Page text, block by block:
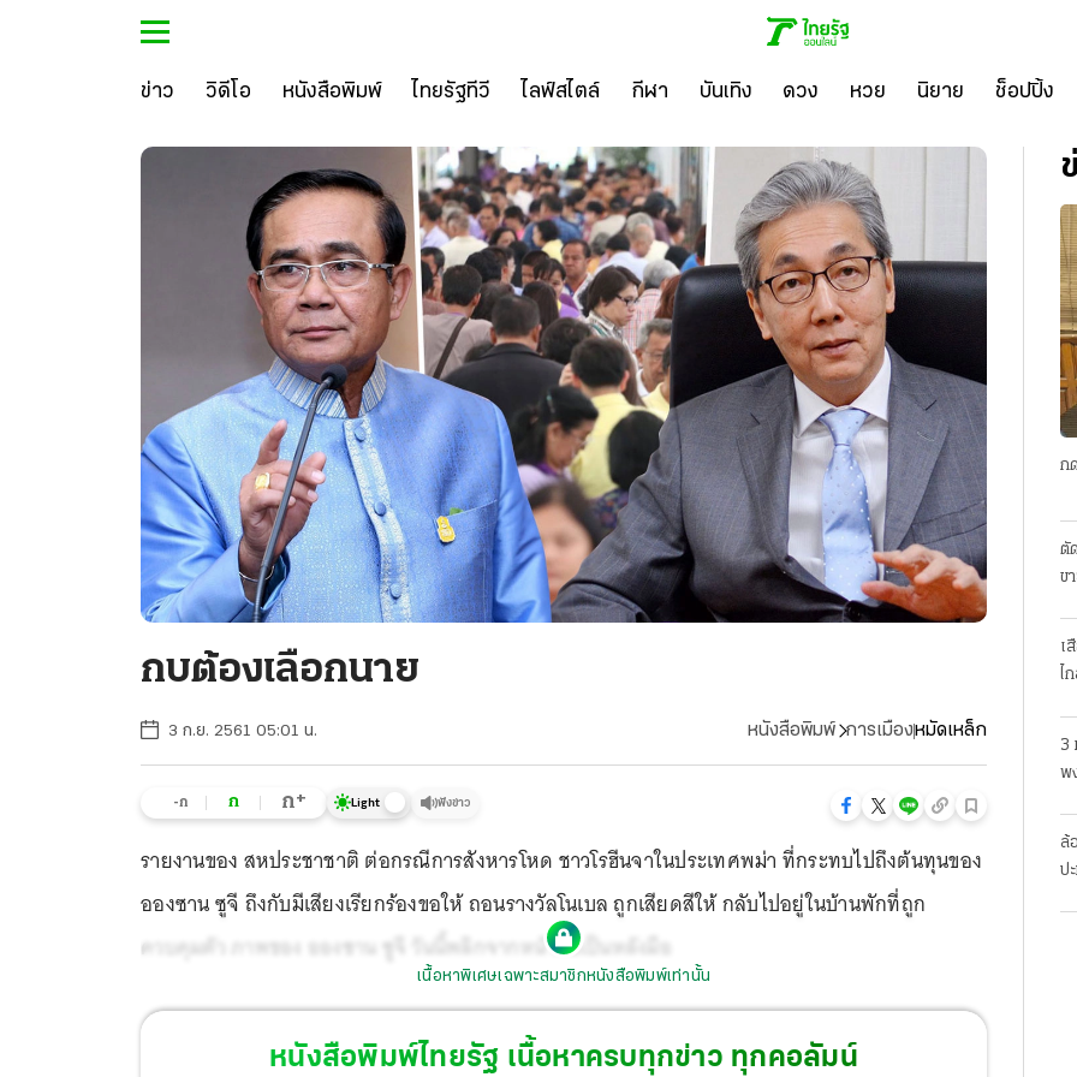
ข่าว วิดีโอ หนังสือพิมพ์ ไทยรัฐทีวี ไลฟ์สไตล์ กีฬา บันเทิง ดวง หวย นิยาย ช็อปปิ้ง
กบต้องเลือกนาย
3 ก.ย. 2561 05:01 น. หนังสือพิมพ์ การเมืองหมัดเหล็ก
-ก ก ก+ Light ฟังข่าว
รายงานของ สหประชาชาติ ต่อกรณีการสังหารโหด ชาวโรฮีนจาในประเทศพม่า ที่กระทบไปถึงต้นทุนของ
อองซาน ซูจี ถึงกับมีเสียงเรียกร้องขอให้ ถอนรางวัลโนเบล ถูกเสียดสีให้ กลับไปอยู่ในบ้านพักที่ถูก
ควบคุมตัว ภาพของ อองซาน ซูจี วันนี้พลิกจากหน้ามือเป็นหลังมือ
เนื้อหาพิเศษเฉพาะสมาชิกหนังสือพิมพ์เท่านั้น
หนังสือพิมพ์ไทยรัฐ เนื้อหาครบทุกข่าว ทุกคอลัมน์
ก
ตั
ข
เ
ไ
3
พ
ล้
ป